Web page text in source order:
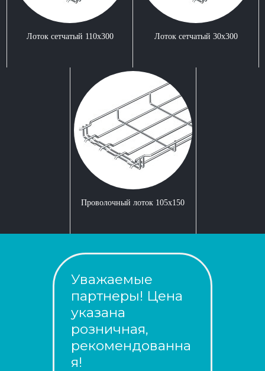
Лоток сетчатый 110x300 Лоток сетчатый 30x300
Проволочный лоток 105x150
Уважаемые
партнеры! Цена
указана
розничная,
рекомендованна
я!